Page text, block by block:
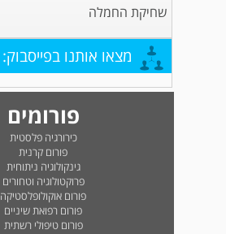
שחיקת החמלה
מצאו אותנו בפייסבוק:
פורומים
כירורגיה פלסטית
פורום קרנית
גינקולוגיה ניתוחית
פרוקטולוגיה וטחורים
פורום אוקולופלסטיקה
פורום רפואת שיניים
פורום טיפולי רשתית